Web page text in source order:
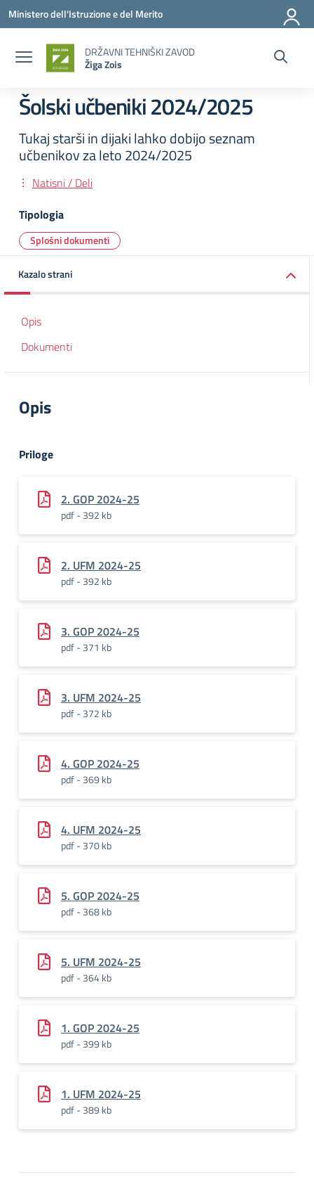
Vai ai contenuti
Vai al menu di navigazione
Vai al footer
Ministero dell'Istruzione e del Merito
DRŽAVNI TEHNIŠKI ZAVOD
Žiga Zois
Šolski učbeniki 2024/2025
Tukaj starši in dijaki lahko dobijo seznam
učbenikov za leto 2024/2025
Natisni / Deli
Tipologia
Splošni dokumenti
Kazalo strani
Opis
Dokumenti
Opis
Priloge
2. GOP 2024-25
pdf - 392 kb
2. UFM 2024-25
pdf - 392 kb
3. GOP 2024-25
pdf - 371 kb
3. UFM 2024-25
pdf - 372 kb
4. GOP 2024-25
pdf - 369 kb
4. UFM 2024-25
pdf - 370 kb
5. GOP 2024-25
pdf - 368 kb
5. UFM 2024-25
pdf - 364 kb
1. GOP 2024-25
pdf - 399 kb
1. UFM 2024-25
pdf - 389 kb